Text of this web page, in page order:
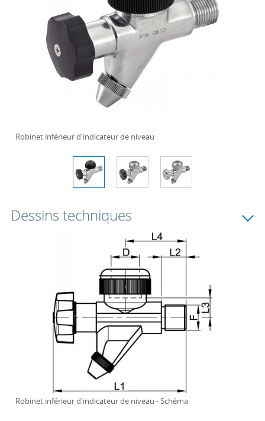
Robinet inférieur d'indicateur de niveau
Dessins techniques
Robinet inférieur d'indicateur de niveau - Schéma